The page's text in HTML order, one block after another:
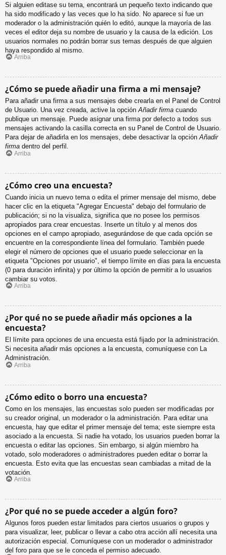
Si alguien editase su tema, encontrará un pequeño texto indicando que
ha sido modificado y las veces que lo ha sido. No aparece si fue un
moderador o la administración quién lo editó, aunque la mayoría de las
veces el editor deja su nombre de usuario y la causa de la edición. Los
usuarios normales no podrán borrar sus temas después de que alguien
haya respondido al mismo.
Arriba
¿Cómo se puede añadir una firma a mi mensaje?
Para añadir una firma a sus mensajes debe crearla en el Panel de Control
de Usuario. Una vez creada, active la opciónAñadir firma cuando
publique un mensaje. Puede asignar una firma por defecto a todos sus
mensajes activando la casilla correcta en su Panel de Control de Usuario.
Para dejar de añadirla en los mensajes, debe desactivar la opciónAñadir
firma dentro del perfil.
Arriba
¿Cómo creo una encuesta?
Cuando inicia un nuevo tema o edita el primer mensaje del mismo, debe
hacer clic en la etiqueta "Agregar Encuesta" debajo del formulario de
publicación; si no la visualiza, significa que no posee los permisos
apropiados para crear encuestas. Inserte un título y al menos dos
opciones en el campo apropiado, asegurándose de que cada opción se
encuentre en la correspondiente línea del formulario. También puede
elegir el número de opciones que el usuario puede seleccionar en la
etiqueta "Opciones por usuario", el tiempo límite en días para la encuesta
(0 para duración infinita) y por último la opción de permitir a lo usuarios
cambiar su votos.
Arriba
¿Por qué no se puede añadir más opciones a la
encuesta?
El límite para opciones de una encuesta está fijado por la administración.
Si necesita añadir más opciones a la encuesta, comuníquese con La
Administración.
Arriba
¿Cómo edito o borro una encuesta?
Como en los mensajes, las encuestas solo pueden ser modificadas por
su creador original, un moderador o la administración. Para editar una
encuesta, hay que editar el primer mensaje del tema; este siempre esta
asociado a la encuesta. Si nadie ha votado, los usuarios pueden borrar la
encuesta o editar las opciones. Sin embargo, si algún miembro ha
votado, solo moderadores o administradores pueden editar o borrar la
encuesta. Esto evita que las encuestas sean cambiadas a mitad de la
votación.
Arriba
¿Por qué no se puede acceder a algún foro?
Algunos foros pueden estar limitados para ciertos usuarios o grupos y
para visualizar, leer, publicar o llevar a cabo otra acción allí necesita una
autorización especial. Comuníquese con un moderador o administrador
del foro para que se le conceda el permiso adecuado.